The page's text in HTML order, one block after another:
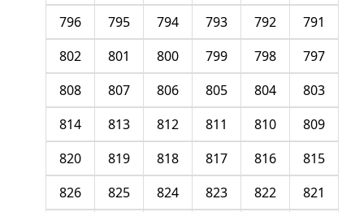
791
792
793
794
795
796
797
798
799
800
801
802
803
804
805
806
807
808
809
810
811
812
813
814
815
816
817
818
819
820
821
822
823
824
825
826